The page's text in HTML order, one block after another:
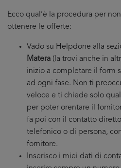
Ecco qual’è la procedura per
ottenere le offerte:
Vado su Helpdone alla
Matera (la trovi anche in
inizio a completare il form
ad ogni fase. Non ti
veloce e ti chiede solo
per poter orentare il
fa poi con il contatto
telefonico o di persona,
fornitore.
Inserisco i miei dati di